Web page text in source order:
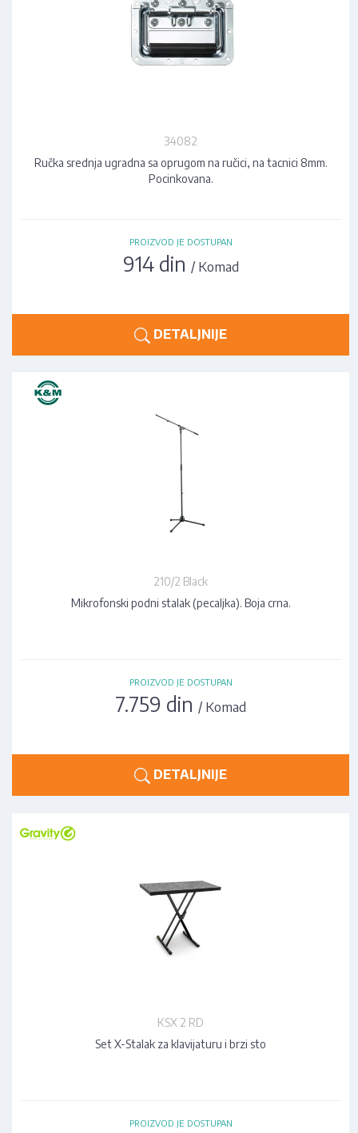
34082
Ručka srednja ugradna sa oprugom na ručici, na tacnici 8mm.
Pocinkovana.
PROIZVOD JE DOSTUPAN
914 din / Komad
DETALJNIJE
210/2 Black
Mikrofonski podni stalak (pecaljka). Boja crna.
PROIZVOD JE DOSTUPAN
7.759 din/ Komad
DETALJNIJE
KSX 2 RD
Set X-Stalak za klavijaturu i brzi sto
PROIZVOD JE DOSTUPAN